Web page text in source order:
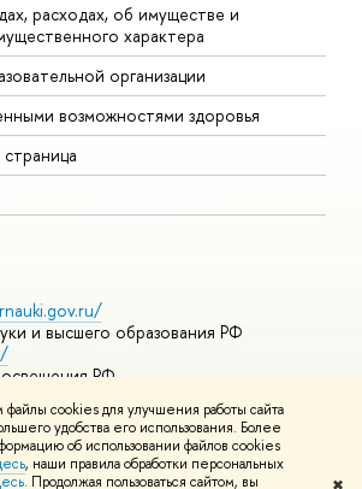
cookies для улучшения работы сайта
удобства его использования. Более
об использовании файлов cookies
, наши правила обработки персональных
. Продолжая пользоваться сайтом, вы
расходах, об имуществе и
характера
организации
возможностями здоровья
и высшего образования РФ
РФ
mooc
онлайн-курсы